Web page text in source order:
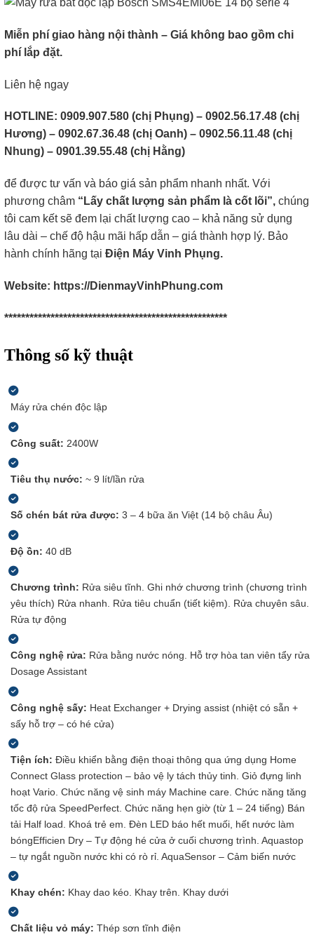
Miễn phí giao hàng nội thành – Giá không bao gồm chi
phí lắp đặt.
Liên hệ ngay
HOTLINE: 0909.907.580 (chị Phụng) – 0902.56.17.48 (chị
Hương) – 0902.67.36.48 (chị Oanh) – 0902.56.11.48 (chị
Nhung) – 0901.39.55.48 (chị Hằng)
để được tư vấn và báo giá sản phẩm nhanh nhất. Với
phương châm “Lấy chất lượng sản phẩm là cốt lõi”, chúng
tôi cam kết sẽ đem lại chất lượng cao – khả năng sử dụng
lâu dài – chế độ hậu mãi hấp dẫn – giá thành hợp lý. Bảo
hành chính hãng tại Điện Máy Vinh Phụng.
Website: https://DienmayVinhPhung.com
*****************************************************​
Thông số kỹ thuật
Máy rửa chén độc lập
Công suất: 2400W
Tiêu thụ nước: ~ 9 lít/lần rửa
Số chén bát rửa được: 3 – 4 bữa ăn Việt (14 bộ châu Âu)
Độ ồn: 40 dB
Chương trình: Rửa siêu tĩnh. Ghi nhớ chương trình (chương trình
yêu thích) Rửa nhanh. Rửa tiêu chuẩn (tiết kiệm). Rửa chuyên sâu.
Rửa tự động
Công nghệ rửa: Rửa bằng nước nóng. Hỗ trợ hòa tan viên tẩy rửa
Dosage Assistant
Công nghệ sấy: Heat Exchanger + Drying assist (nhiệt có sẵn +
sấy hỗ trợ – có hé cửa)
Tiện ích: Điều khiển bằng điện thoại thông qua ứng dụng Home
Connect Glass protection – bảo vệ ly tách thủy tinh. Giỏ đựng linh
hoạt Vario. Chức năng vệ sinh máy Machine care. Chức năng tăng
tốc độ rửa SpeedPerfect. Chức năng hẹn giờ (từ 1 – 24 tiếng) Bán
tải Half load. Khoá trẻ em. Đèn LED báo hết muối, hết nước làm
bóngEfficien Dry – Tự động hé cửa ở cuối chương trình. Aquastop
– tự ngắt nguồn nước khi có rò rỉ. AquaSensor – Cảm biến nước
Khay chén: Khay dao kéo. Khay trên. Khay dưới
Chất liệu vỏ máy: Thép sơn tĩnh điện